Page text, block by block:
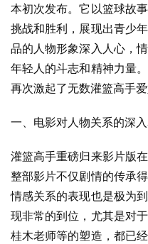
本初次发布。它以篮球故
挑战和胜利，展现出青少
品的人物形象深入人心，
年轻人的斗志和精神力量
再次激起了无数灌篮高手爱
一、电影对人物关系的深
灌篮高手重磅归来影片版
整部影片不仅剧情的传承
情感关系的表现也是极为
现非常的到位，尤其是对
桂木老师等的塑造，都已